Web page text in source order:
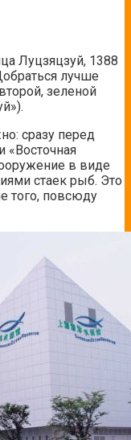
Луцзяцзуй, 1388
лучше
зеленой
сразу перед
«Восточная
в виде
стаек рыб. Это
того, повсюду